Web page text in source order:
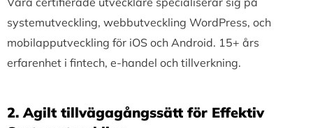
systemutveckling, webbutveckling WordPress, och
mobilapputveckling för iOS och Android. 15+ års
erfarenhet i fintech, e-handel och tillverkning.
2.⁠ ⁠Agilt tillvägagångssätt för Effektiv